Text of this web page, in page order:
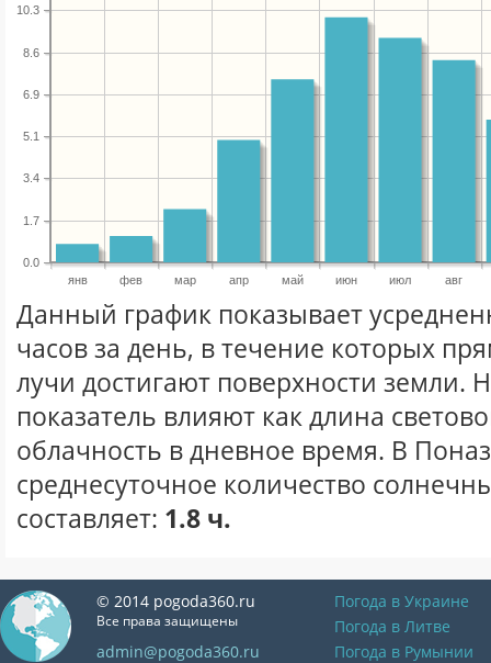
янв фев мар апр май июн июл авг
0.0
1.7
3.4
5.1
6.9
8.6
10.3
Данный график показывает
часов за день, в течение которых
лучи достигают поверхности земли.
показатель влияют как длина
облачность в дневное время. В
среднесуточное количество
составляет: 1.8 ч.
© 2014 pogoda360.ru
Все права защищены
admin@pogoda360.ru
Погода в Украине
Погода в Литве
Погода в Румынии